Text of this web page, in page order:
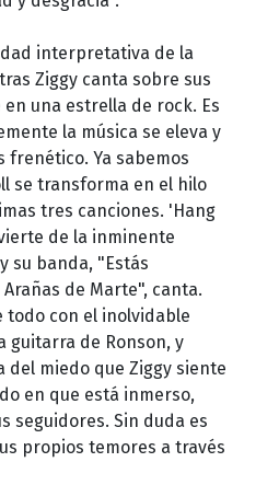
interpretativa de la
Ziggy canta sobre sus
una estrella de rock. Es
la música se eleva y
Ya sabemos
se transforma en el hilo
tres canciones. 'Hang
de la inminente
su banda, "Estás
de Marte", canta.
todo con el inolvidable
guitarra de Ronson, y
del miedo que Ziggy siente
en que está inmerso,
seguidores. Sin duda es
propios temores a través